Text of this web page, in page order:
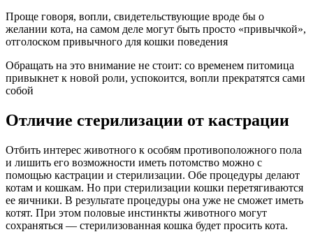
Проще говоря, вопли, свидетельствующие вроде бы о
желании кота, на самом деле могут быть просто «привычкой»,
отголоском привычного для кошки поведения
Обращать на это внимание не стоит: со временем питомица
привыкнет к новой роли, успокоится, вопли прекратятся сами
собой
Отличие стерилизации от кастрации
Отбить интерес животного к особям противоположного пола
и лишить его возможности иметь потомство можно с
помощью кастрации и стерилизации. Обе процедуры делают
котам и кошкам. Но при стерилизации кошки перетягиваются
ее яичники. В результате процедуры она уже не сможет иметь
котят. При этом половые инстинкты животного могут
сохраняться — стерилизованная кошка будет просить кота.